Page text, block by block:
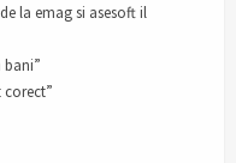
la emag si asesoft il
bani”